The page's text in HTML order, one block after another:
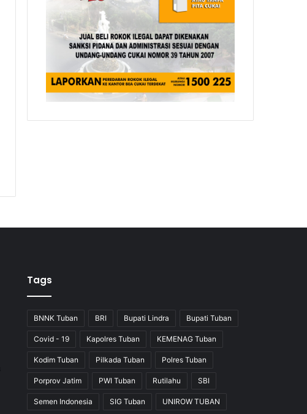
Tags
BNNK Tuban BRI Bupati Lindra Bupati Tuban
Covid - 19 Kapolres Tuban KEMENAG Tuban
Kodim Tuban Pilkada Tuban Polres Tuban
Porprov Jatim PWI Tuban Rutilahu SBI
Semen Indonesia SIG Tuban UNIROW TUBAN